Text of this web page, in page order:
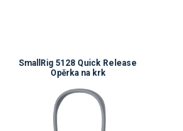
SmallRig 5128 Quick Release
Opěrka na krk